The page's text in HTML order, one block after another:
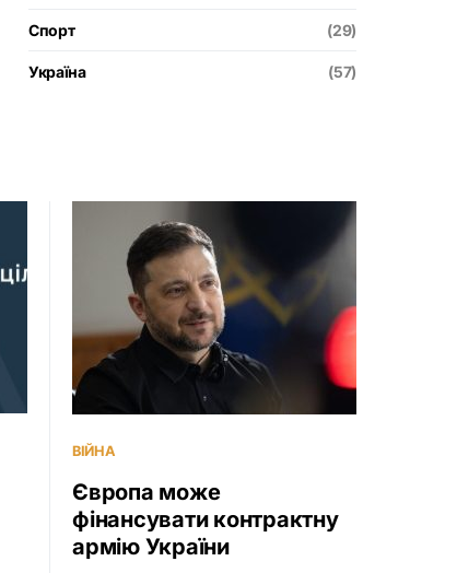
Спорт (29)
Україна (57)
ВІЙНА
Європа може
фінансувати контрактну
армію України